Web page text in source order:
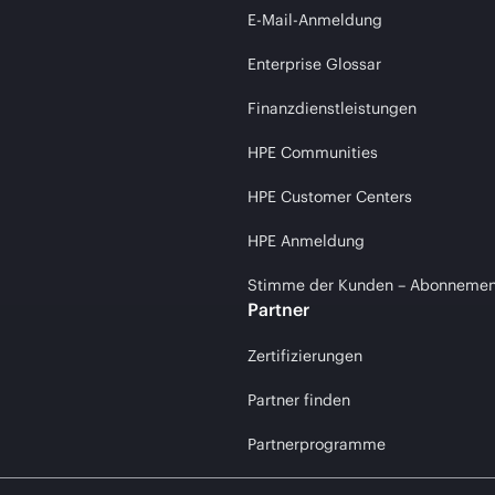
E-Mail-Anmeldung
Enterprise Glossar
Finanzdienstleistungen
HPE Communities
HPE Customer Centers
HPE Anmeldung
Stimme der Kunden –
Partner
Zertifizierungen
Partner finden
Partnerprogramme